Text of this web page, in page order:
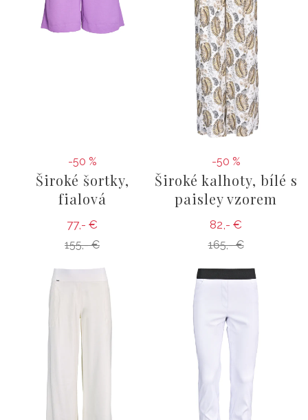
-50 %
Široké šortky,
fialová
77,- €
155,- €
-50 %
Široké kalhoty, bílé s
paisley vzorem
82,- €
165,- €